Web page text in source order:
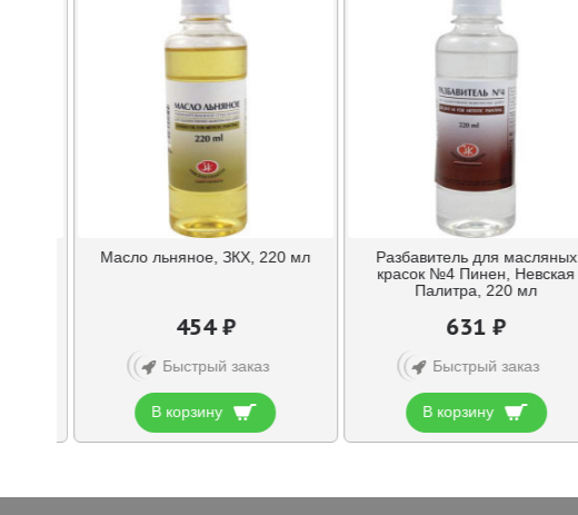
Масло льняное, ЗКХ, 220 мл
454 ₽
Быстрый заказ
В корзину
Разбавитель для масляных
красок №4 Пинен, Невская
Палитра, 220 мл
631 ₽
Быстрый заказ
В корзину